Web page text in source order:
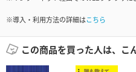
※導入・利用方法の詳細はこちら
この商品を買った人は、こ